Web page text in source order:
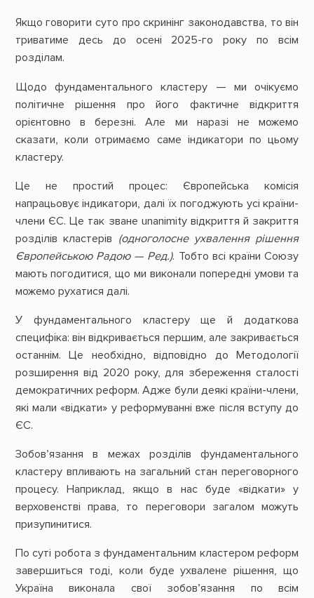
Якщо говорити суто про скринінг законодавства, то він
триватиме десь до осені 2025-го року по всім
розділам.
Щодо фундаментального кластеру — ми очікуємо
політичне рішення про його фактичне відкриття
орієнтовно в березні. Але ми наразі не можемо
сказати, коли отримаємо саме індикатори по цьому
кластеру.
Це не простий процес: Європейська комісія
напрацьовує індикатори, далі їх погоджують усі країни-
члени ЄС. Це так зване unanimity відкриття й закриття
розділів кластерів (одноголосне ухвалення рішення
Європейською Радою — Ред.). Тобто всі країни Союзу
мають погодитися, що ми виконали попередні умови та
можемо рухатися далі.
У фундаментального кластеру ще й додаткова
специфіка: він відкривається першим, але закривається
останнім. Це необхідно, відповідно до Методології
розширення від 2020 року, для збереження сталості
демократичних реформ. Адже були деякі країни-члени,
які мали «відкати» у реформуванні вже після вступу до
ЄС.
Зобовʼязання в межах розділів фундаментального
кластеру впливають на загальний стан переговорного
процесу. Наприклад, якщо в нас буде «відкати» у
верховенстві права, то переговори загалом можуть
призупинитися.
По суті робота з фундаментальним кластером реформ
завершиться тоді, коли буде ухвалене рішення, що
Україна виконала свої зобовʼязання по всім